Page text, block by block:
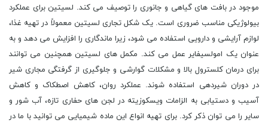
موجود در بافت های گیاهی و جانوری را توصیف می کند. لسیتین برای عملکرد
بیولوژیکی مناسب ضروری است. یک شکل تجاری لسیتین معمولاً در تهیه غذا،
لوازم آرایشی و دارویی استفاده می شود، زیرا ماندگاری را افزایش می دهد و به
عنوان یک امولسیفایر عمل می کند. مکمل های لسیتین همچنین می توانند
برای درمان کلسترول بالا و مشکلات گوارشی و جلوگیری از گرفتگی مجاری شیر
در دوران شیردهی استفاده شوند. عملکرد روان، کاهش اصطکاک و کاهش
آسیب و دستیابی به الزامات ویسکوزیته در لجن های حفاری تازه، آب شور و
سایر را می توان ذکر کرد. برای تهیه انواع این ماده شیمیایی می توانید با ما در